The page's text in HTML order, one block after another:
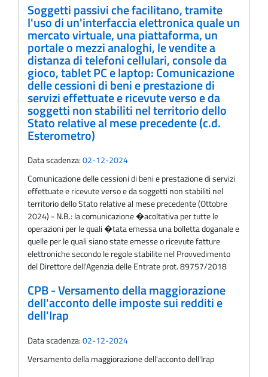
Soggetti passivi che facilitano, tramite
l'uso di un'interfaccia elettronica quale un
mercato virtuale, una piattaforma, un
portale o mezzi analoghi, le vendite a
distanza di telefoni cellulari, console da
gioco, tablet PC e laptop: Comunicazione
delle cessioni di beni e prestazione di
servizi effettuate e ricevute verso e da
soggetti non stabiliti nel territorio dello
Stato relative al mese precedente (c.d.
Esterometro)
Data scadenza:02-12-2024
Comunicazione delle cessioni di beni e prestazione di servizi
effettuate e ricevute verso e da soggetti non stabiliti nel
territorio dello Stato relative al mese precedente (Ottobre
2024) - N.B.: la comunicazione �acoltativa per tutte le
operazioni per le quali �tata emessa una bolletta doganale e
quelle per le quali siano state emesse o ricevute fatture
elettroniche secondo le regole stabilite nel Provvedimento
del Direttore dell'Agenzia delle Entrate prot. 89757/2018
CPB - Versamento della maggiorazione
dell'acconto delle imposte sui redditi e
dell'Irap
Data scadenza:02-12-2024
Versamento della maggiorazione dell'acconto dell'Irap